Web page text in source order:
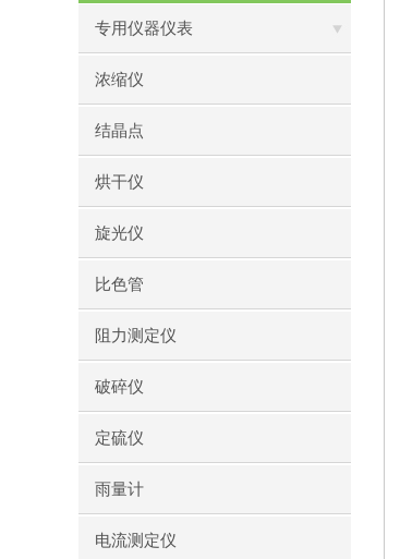
专用仪器仪表
浓缩仪
结晶点
烘干仪
旋光仪
比色管
阻力测定仪
破碎仪
定硫仪
雨量计
电流测定仪